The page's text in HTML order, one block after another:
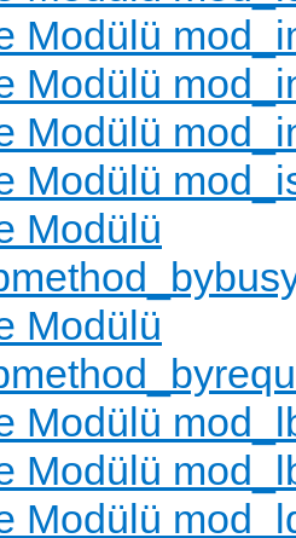
Modülü
Modülü
Modülü
Modülü
Modülü
Modülü
Modülü
Modülü
Modülü